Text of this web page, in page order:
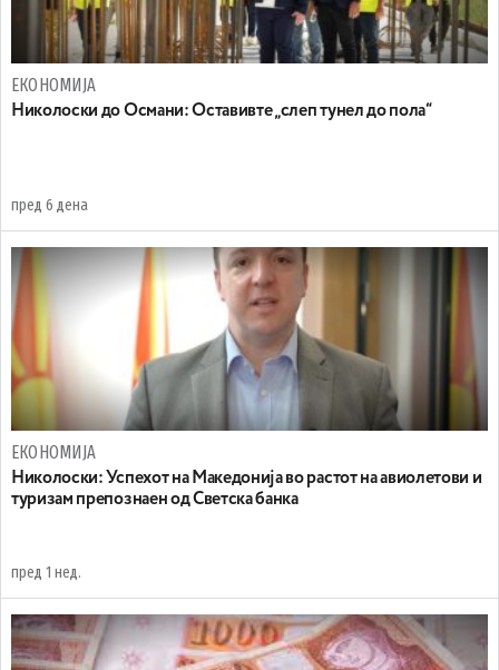
ЕКОНОМИЈА
Николоски до Османи: Oставивте „слеп тунел до пола“
пред 6 дена
ЕКОНОМИЈА
Николоски: Успехот на Македонија во растот на авиолетови и
туризам препознаен од Светска банка
пред 1 нед.